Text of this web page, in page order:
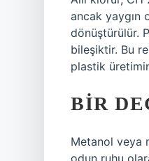
ancak yaygın
dönüştürülür.
bileşiktir. Bu
plastik
BIR
Metanol veya
odun ruhu